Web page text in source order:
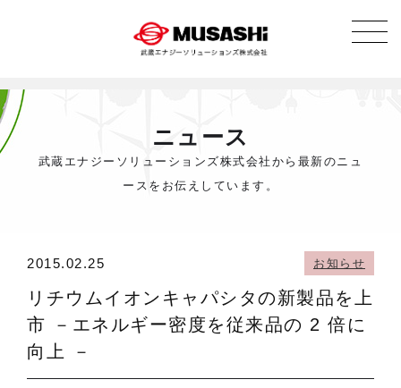
ニュース
武蔵エナジーソリューションズ株式会社から最新のニュ
ースをお伝えしています。
2015.02.25 お知らせ
リチウムイオンキャパシタの新製品を上
市 －エネルギー密度を従来品の 2 倍に
向上 －